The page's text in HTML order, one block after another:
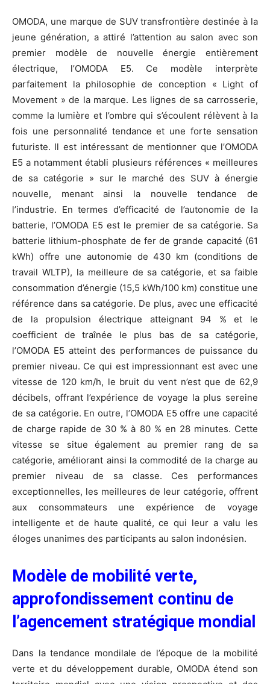
OMODA, une marque de SUV transfrontière destinée à la
jeune génération, a attiré l’attention au salon avec son
premier modèle de nouvelle énergie entièrement
électrique, l’OMODA E5. Ce modèle interprète
parfaitement la philosophie de conception « Light of
Movement » de la marque. Les lignes de sa carrosserie,
comme la lumière et l’ombre qui s’écoulent rélèvent à la
fois une personnalité tendance et une forte sensation
futuriste. Il est intéressant de mentionner que l’OMODA
E5 a notamment établi plusieurs références « meilleures
de sa catégorie » sur le marché des SUV à énergie
nouvelle, menant ainsi la nouvelle tendance de
l’industrie. En termes d’efficacité de l’autonomie de la
batterie, l’OMODA E5 est le premier de sa catégorie. Sa
batterie lithium-phosphate de fer de grande capacité (61
kWh) offre une autonomie de 430 km (conditions de
travail WLTP), la meilleure de sa catégorie, et sa faible
consommation d’énergie (15,5 kWh/100 km) constitue une
référence dans sa catégorie. De plus, avec une efficacité
de la propulsion électrique atteignant 94 % et le
coefficient de traînée le plus bas de sa catégorie,
l’OMODA E5 atteint des performances de puissance du
premier niveau. Ce qui est impressionnant est avec une
vitesse de 120 km/h, le bruit du vent n’est que de 62,9
décibels, offrant l’expérience de voyage la plus sereine
de sa catégorie. En outre, l’OMODA E5 offre une capacité
de charge rapide de 30 % à 80 % en 28 minutes. Cette
vitesse se situe également au premier rang de sa
catégorie, améliorant ainsi la commodité de la charge au
premier niveau de sa classe. Ces performances
exceptionnelles, les meilleures de leur catégorie, offrent
aux consommateurs une expérience de voyage
intelligente et de haute qualité, ce qui leur a valu les
éloges unanimes des participants au salon indonésien.
Modèle de mobilité verte,
approfondissement continu de
l’agencement stratégique mondial
Dans la tendance mondilale de l’époque de la mobilité
verte et du développement durable, OMODA étend son